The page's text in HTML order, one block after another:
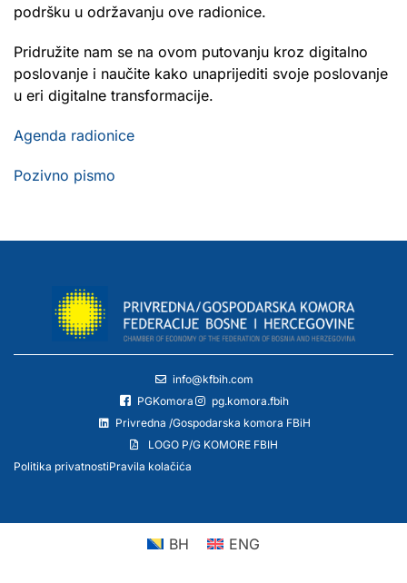
podršku u održavanju ove radionice.
Pridružite nam se na ovom putovanju kroz digitalno
poslovanje i naučite kako unaprijediti svoje poslovanje
u eri digitalne transformacije.
Agenda radionice
Pozivno pismo
info@kfbih.com
PGKomora
pg.komora.fbih
Privredna /Gospodarska komora FBiH
LOGO P/G KOMORE FBIH
Politika privatnostiPravila kolačića
BH ENG